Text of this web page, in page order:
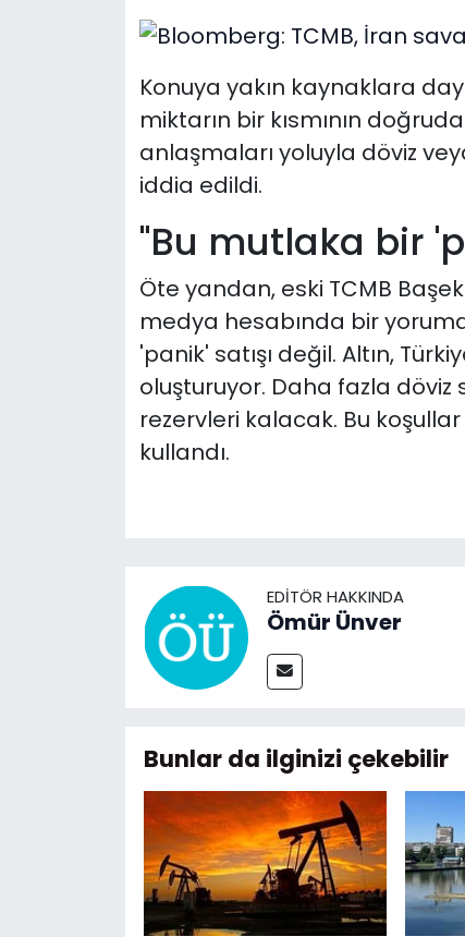
Konuya yakın kaynaklara
miktarın bir kısmının
anlaşmaları yoluyla döviz
iddia edildi.
"Bu mutlaka bir
Öte yandan, eski TCMB
medya hesabında bir
'panik' satışı değil. Altın,
oluşturuyor. Daha fazla
rezervleri kalacak. Bu
kullandı.
EDITÖR HAKKINDA
Ömür Ünver
Bunlar da ilginizi çekebilir